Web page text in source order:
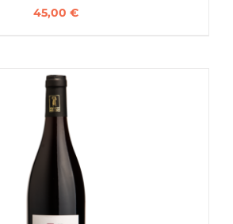
45,00 €